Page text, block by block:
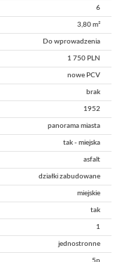
6
3,80 m²
Do wprowadzenia
1 750 PLN
nowe PCV
brak
1952
panorama miasta
tak - miejska
asfalt
działki zabudowane
miejskie
tak
1
jednostronne